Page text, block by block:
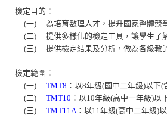
檢定目的：
(一)
為培育數理人才，提升國家整體競
(二)
提供多樣化的檢定工具，讓學生了
(三)
提供檢定結果及分析，做為各級教
檢定範圍：
(一)
TMT8 ：以8年級(國中二年級)以下
(二)
TMT10 ：以10年級(高中一年級)以
(三)
TMT11A：以11年級(高中二年級)